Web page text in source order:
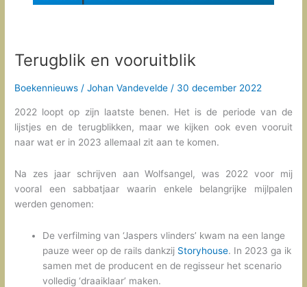
Terugblik en vooruitblik
Boekennieuws /Johan Vandevelde/ 30 december 2022
2022 loopt op zijn laatste benen. Het is de periode van de
lijstjes en de terugblikken, maar we kijken ook even vooruit
naar wat er in 2023 allemaal zit aan te komen.
Na zes jaar schrijven aan Wolfsangel, was 2022 voor mij
vooral een sabbatjaar waarin enkele belangrijke mijlpalen
werden genomen:
De verfilming van ‘Jaspers vlinders’ kwam na een lange
pauze weer op de rails dankzij Storyhouse. In 2023 ga ik
samen met de producent en de regisseur het scenario
volledig ‘draaiklaar’ maken.